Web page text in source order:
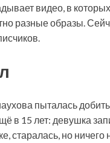
видео, в
разные образы.
пыталась
в 15 лет: девушка
старалась, но